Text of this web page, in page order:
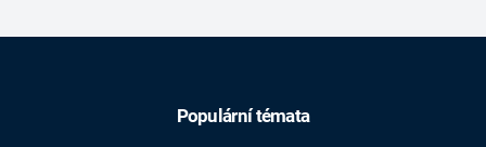
Populární témata